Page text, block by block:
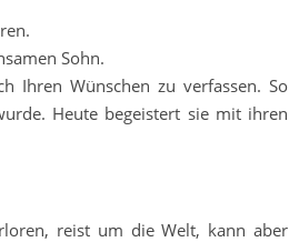
Sohn.
Ihren Wünschen zu verfassen. So
Heute begeistert sie mit ihren
reist um die Welt, kann aber